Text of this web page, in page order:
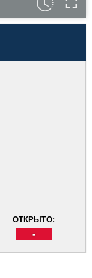
ОТКРЫТО:
-